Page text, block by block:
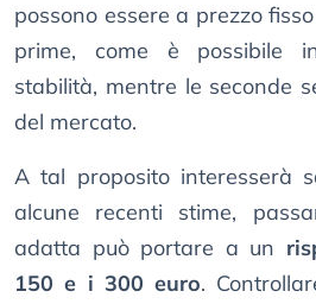
possono essere a prezzo
prime, come è possibile
stabilità, mentre le seconde
del mercato.
A tal proposito interesserà
alcune recenti stime,
adatta può portare a un
150 e i 300 euro.